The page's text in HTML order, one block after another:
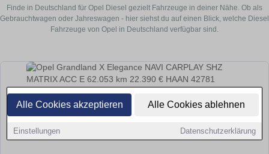
Alle Cookies akzeptieren Alle Cookies ablehnen
Einstellungen Datenschutzerklärung
Finde in Deutschland für Opel Diesel gezielt Fahrzeuge in deiner Nähe. Ob als
Gebrauchtwagen oder Jahreswagen - hier siehst du auf einen Blick, welche Diesel
Fahrzeuge von Opel in Deutschland verfügbar sind.